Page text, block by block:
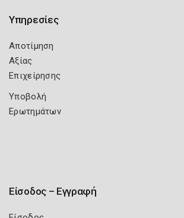
Υπηρεσίες
Αποτίμηση
Αξίας
Επιχείρησης
Υποβολή
Ερωτημάτων
Είσοδος – Εγγραφή